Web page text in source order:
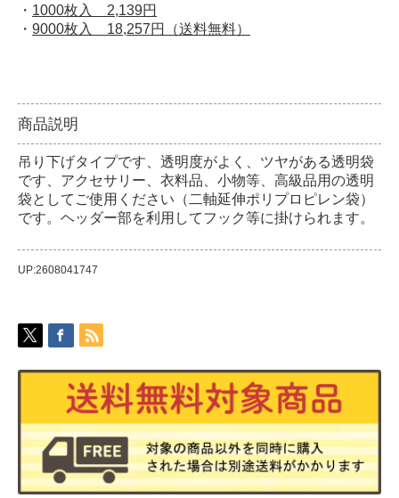
・ 1000枚入 2,139円
・ 9000枚入 18,257円（送料無料）
商品説明
吊り下げタイプです、透明度がよく、ツヤがある透明袋
です、アクセサリー、衣料品、小物等、高級品用の透明
袋としてご使用ください（二軸延伸ポリプロピレン袋）
です。ヘッダー部を利用してフック等に掛けられます。
UP:2608041747